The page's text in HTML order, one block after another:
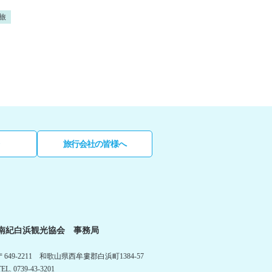
旅行会社の皆様へ
紀白浜観光協会 事務局
649-2211 和歌山県西牟婁郡白浜町1384-57
0739-43-3201